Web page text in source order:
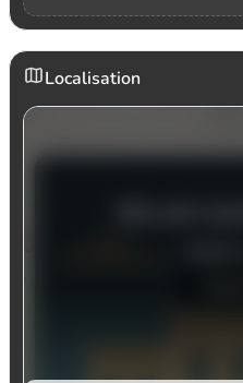
Localisation